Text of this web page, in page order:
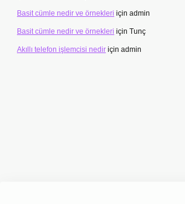
Basit cümle nedir ve örnekleri için admin
Basit cümle nedir ve örnekleri için Tunç
Akıllı telefon işlemcisi nedir için admin